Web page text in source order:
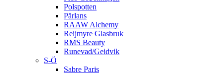
Polspotten
Pärlans
RAAW Alchemy
Reijmyre Glasbruk
RMS Beauty
Runevad/Geidvik
S-Ö
Sabre Paris